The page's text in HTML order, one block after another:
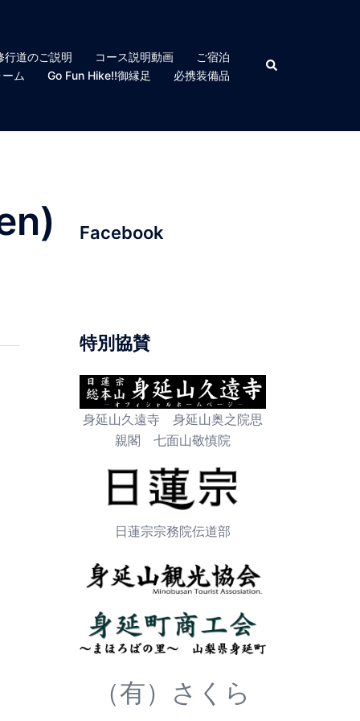
行道のご説明 コース説明動画
ご宿泊
ム
Go Fun Hike!!御縁足 必携装備品
検
索
Facebook
特別協賛
身延山久遠寺 身延山奥之院思
親閣 七面山敬慎院
日蓮宗宗務院伝道部
（有）さくら